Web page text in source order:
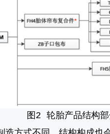
图2 轮胎产品结构部